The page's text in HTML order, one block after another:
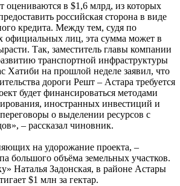
оцениваются в $1,6 млрд, из которых
российская сторона в виде
кредита. Между тем, судя по
официальных лиц, эта сумма может в
Так, заместитель главы компании
транспортной инфраструктуры
Хатиби на прошлой неделе заявил, что
дороги Решт – Астара требуется
будет финансироваться методами
иностранных инвестиций и
о выделении ресурсов с
– рассказал чиновник.
на удорожание проекта, –
большого объёма земельных участков.
Наталья Задонская, в районе Астары
$1 млн за гектар.